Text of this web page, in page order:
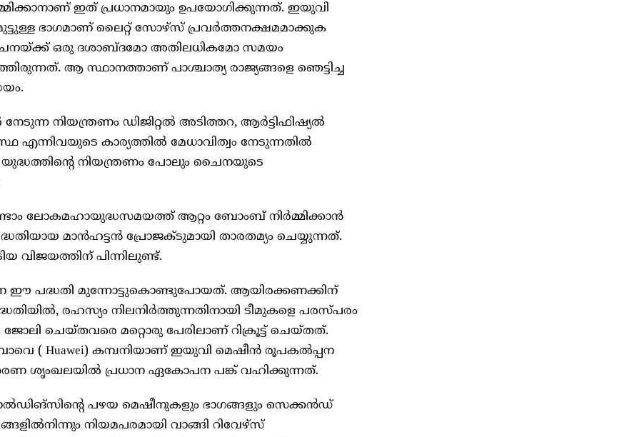
ഇത് പ്രധാനമായും ഉപയോഗിക്കുന്നത്. ഇയുവി
ഭാഗമാണ് ലൈറ്റ് സോഴ്സ് പ്രവർത്തനക്ഷമമാക്കുക
ഒരു ദശാബ്ദമോ അതിലധികമോ സമയം
ആ സ്ഥാനത്താണ് പാശ്ചാത്യ രാജ്യങ്ങളെ ഞെട്ടിച്ച
നേടുന്ന നിയന്ത്രണം ഡിജിറ്റൽ അടിത്തറ, ആർട്ടിഫിഷ്യൽ
കാര്യത്തിൽ മേധാവിത്വം നേടുന്നതിൽ
നിയന്ത്രണം പോലും ചൈനയുടെ
ലോകമഹായുദ്ധസമയത്ത് ആറ്റം ബോംബ് നിർമ്മിക്കാൻ
മാൻഹട്ടൻ പ്രോജക്ടുമായി താരതമ്യം ചെയ്യുന്നത്.
വിജയത്തിന് പിന്നിലുണ്ട്.
ഈ പദ്ധതി മുന്നോട്ടുകൊണ്ടുപോയത്. ആയിരക്കണക്കിന്
രഹസ്യം നിലനിർത്തുന്നതിനായി ടീമുകളെ പരസ്പരം
ജോലി ചെയ്തവരെ മറ്റൊരു പേരിലാണ് റിക്രൂട്ട് ചെയ്തത്.
( Huawei) കമ്പനിയാണ് ഇയുവി മെഷീൻ രൂപകൽപ്പന
ശൃംഖലയിൽ പ്രധാന ഏകോപന പങ്ക് വഹിക്കുന്നത്.
പഴയ മെഷീനുകളും ഭാഗങ്ങളും സെക്കൻഡ്
നിയമപരമായി വാങ്ങി റിവേഴ്‌സ്